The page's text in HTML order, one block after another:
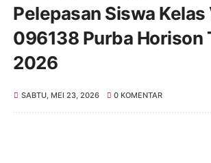
Pelepasan Siswa Kelas
096138 Purba Horison
2026
SABTU, MEI 23, 2026 0 KOMENTAR